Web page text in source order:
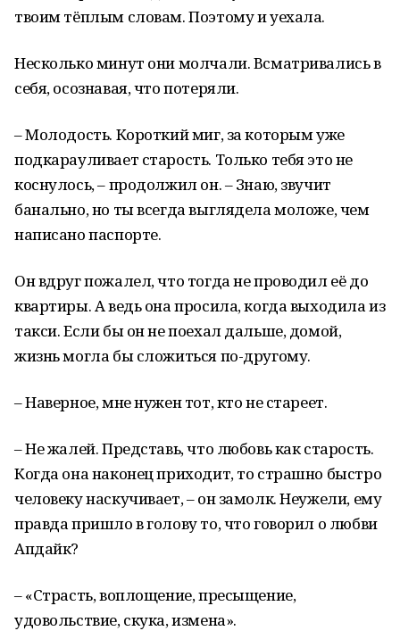
твоим тёплым словам. Поэтому и уехала.
Несколько минут они молчали. Всматривались в
себя, осознавая, что потеряли.
– Молодость. Короткий миг, за которым уже
подкарауливает старость. Только тебя это не
коснулось, – продолжил он. – Знаю, звучит
банально, но ты всегда выглядела моложе, чем
написано паспорте.
Он вдруг пожалел, что тогда не проводил её до
квартиры. А ведь она просила, когда выходила из
такси. Если бы он не поехал дальше, домой,
жизнь могла бы сложиться по-другому.
– Наверное, мне нужен тот, кто не стареет.
– Не жалей. Представь, что любовь как старость.
Когда она наконец приходит, то страшно быстро
человеку наскучивает, – он замолк. Неужели, ему
правда пришло в голову то, что говорил о любви
Апдайк?
– «Страсть, воплощение, пресыщение,
удовольствие, скука, измена».